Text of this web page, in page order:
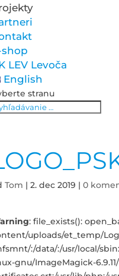
shop
LEV Levoča
English
stranu
Tom |2. dec 2019 |0
: file_exists():
uploads/et_temp/
:/data/:/usr/local/
gnu/ImageMagick-